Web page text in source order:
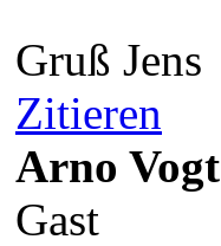
Gruß Jens
Zitieren
Arno Vogt
Gast